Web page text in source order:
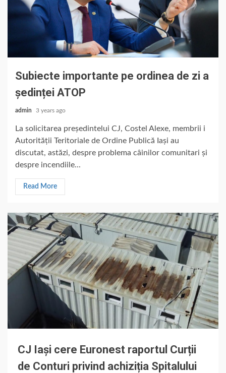
Subiecte importante pe ordinea de zi a
ședinței ATOP
admin 3 years ago
La solicitarea președintelui CJ, Costel Alexe, membrii i
Autorității Teritoriale de Ordine Publică Iași au
discutat, astăzi, despre problema câinilor comunitari și
despre incendiile...
Read More
CJ Iași cere Euronest raportul Curții
de Conturi privind achiziția Spitalului